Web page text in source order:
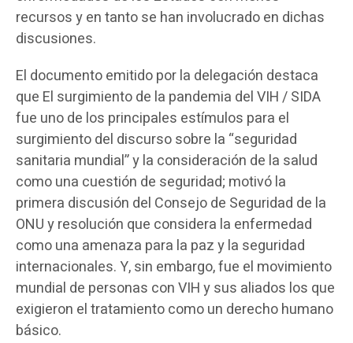
recursos y en tanto se han involucrado en dichas
discusiones.
El documento emitido por la delegación destaca
que El surgimiento de la pandemia del VIH / SIDA
fue uno de los principales estímulos para el
surgimiento del discurso sobre la “seguridad
sanitaria mundial” y la consideración de la salud
como una cuestión de seguridad; motivó la
primera discusión del Consejo de Seguridad de la
ONU y resolución que considera la enfermedad
como una amenaza para la paz y la seguridad
internacionales. Y, sin embargo, fue el movimiento
mundial de personas con VIH y sus aliados los que
exigieron el tratamiento como un derecho humano
básico.